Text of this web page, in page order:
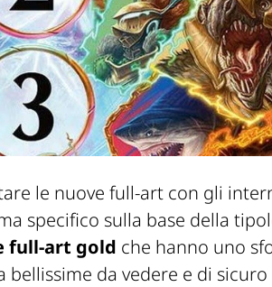
le nuove full-art con gli
specifico sulla base della
full-art gold che hanno uno
da vedere e di